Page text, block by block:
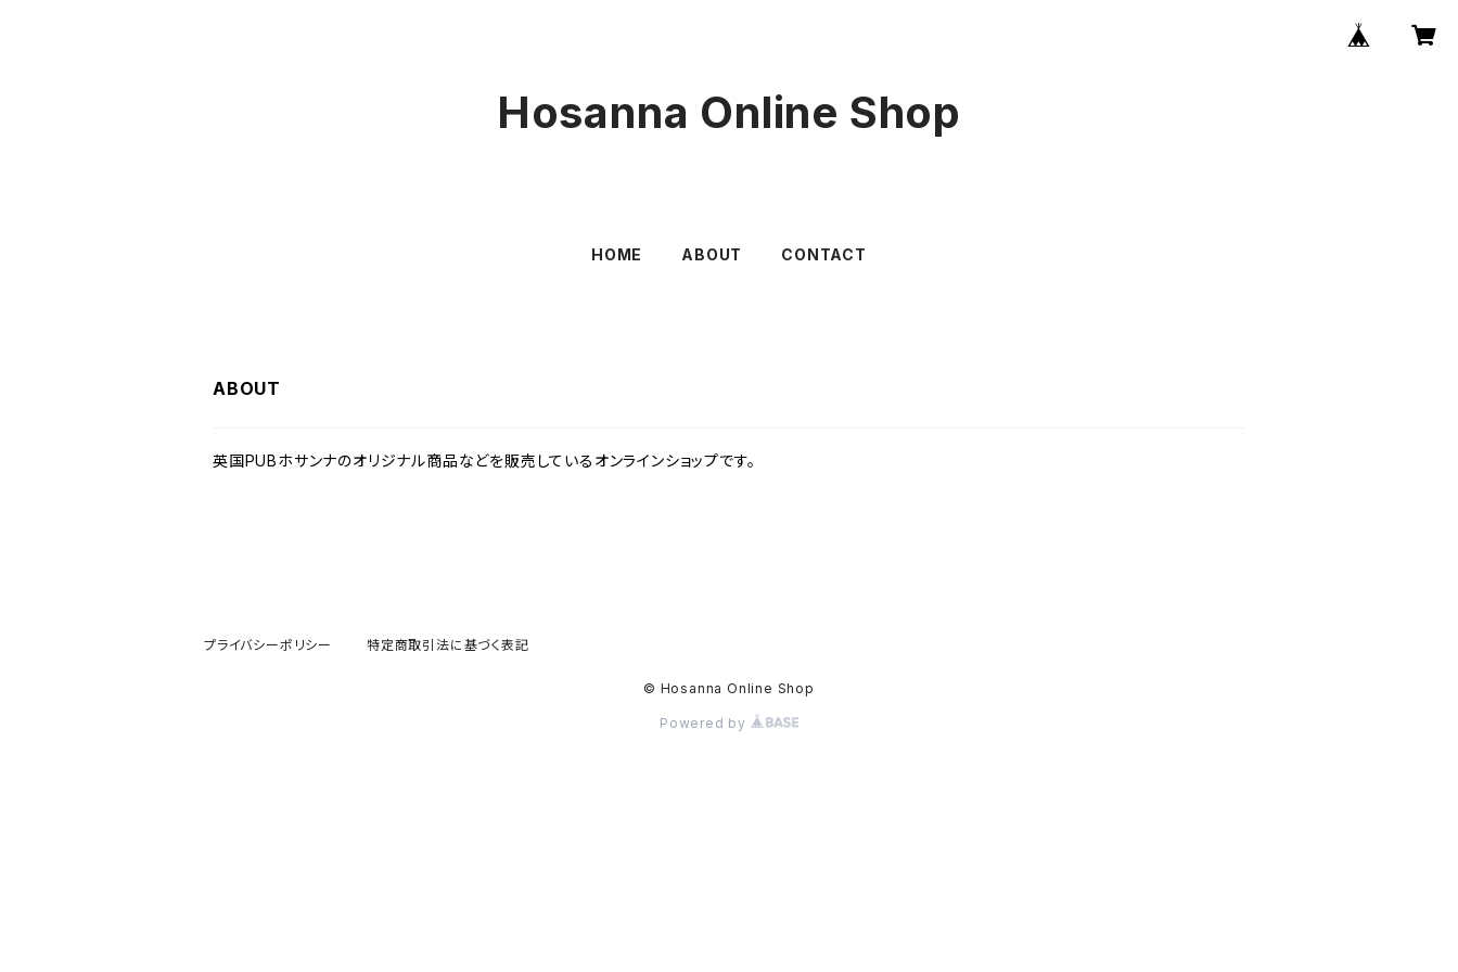
Hosanna Online Shop
HOME ABOUT CONTACT
ABOUT
英国PUBホサンナのオリジナル商品などを販売しているオンラインショップです。
プライバシーポリシー 特定商取引法に基づく表記
© Hosanna Online Shop
Powered by